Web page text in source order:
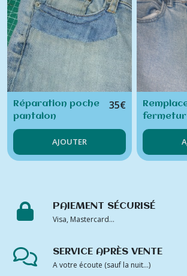
Réparation poche
pantalon
35€
AJOUTER
éclair
PAIEMENT SÉCURISÉ
Visa, Mastercard...
SERVICE APRÈS VENTE
A votre écoute (sauf la nuit...)